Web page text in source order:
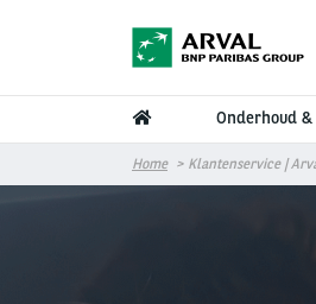
Onderhoud &
Home Klantenservice |